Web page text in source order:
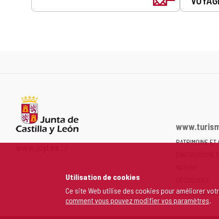
Utilisation de cookies
Ce site Web utilise des cookies pour améliorer
comment vous pouvez modifier vos paramètres.
PATRIMOINE ET
MON ESPACE